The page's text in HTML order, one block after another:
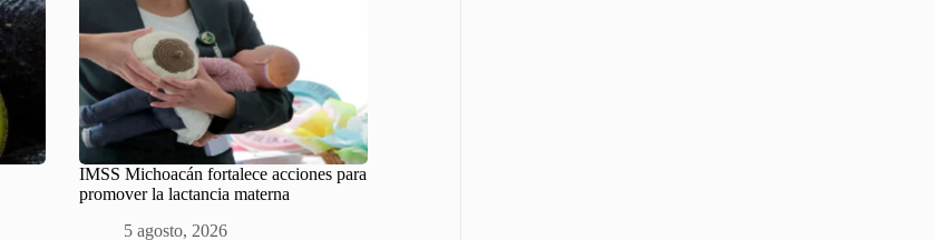
IMSS Michoacán fortalece acciones para
promover la lactancia materna
5 agosto, 2026